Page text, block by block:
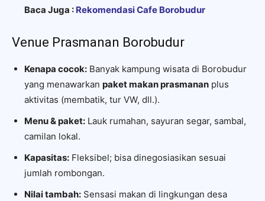
Baca Juga : Rekomendasi Cafe Borobudur
Venue Prasmanan Borobudur
Kenapa cocok: Banyak kampung wisata di Borobudur
yang menawarkan paket makan prasmanan plus
aktivitas (membatik, tur VW, dll.).
Menu & paket: Lauk rumahan, sayuran segar, sambal,
camilan lokal.
Kapasitas: Fleksibel; bisa dinegosiasikan sesuai
jumlah rombongan.
Nilai tambah: Sensasi makan di lingkungan desa